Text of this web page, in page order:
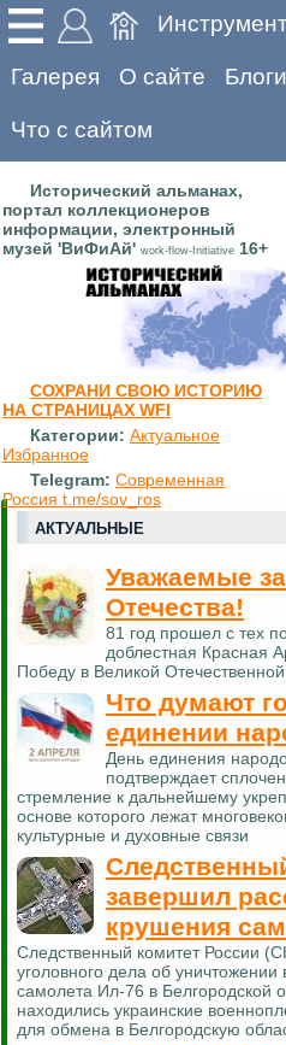
Галерея О сайте Блоги
Что с сайтом
Исторический альманах,
портал коллекционеров
информации, электронный
музей 'ВиФиАй' work-flow-Initiative 16+
СОХРАНИ СВОЮ ИСТОРИЮ
НА СТРАНИЦАХ WFI
Категории: Актуальное
Избранное
Telegram: Современная
Россия t.me/sov_ros
АКТУАЛЬНЫЕ
Уважаемые
Отечества!
81 год прошел с тех
доблестная Красная
Победу в Великой
Что думают
единении
День единения
подтверждает
стремление к дальнейшему
основе которого лежат
культурные и духовные связи
завершил
крушения
Следственный комитет России
уголовного дела об уничтожении
самолета Ил-76 в Белгородской
находились украинские
для обмена в Белгородскую